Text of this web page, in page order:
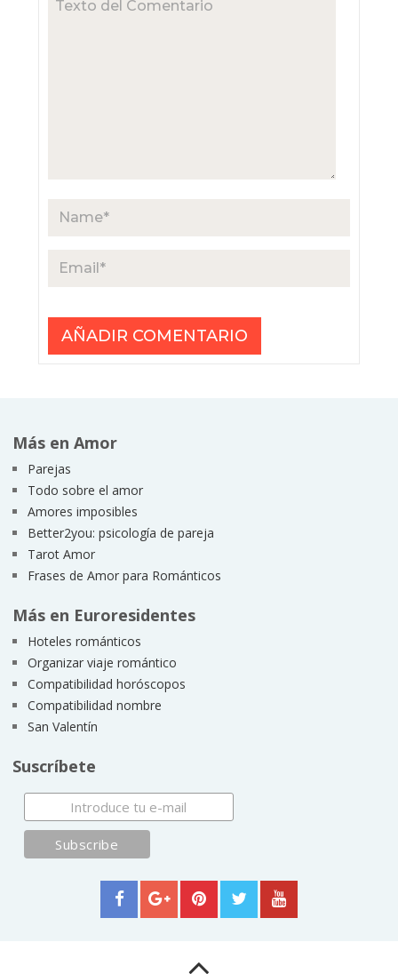
Más en Amor
Parejas
Todo sobre el amor
Amores imposibles
Better2you: psicología de pareja
Tarot Amor
Frases de Amor para Románticos
Más en Euroresidentes
Hoteles románticos
Organizar viaje romántico
Compatibilidad horóscopos
Compatibilidad nombre
San Valentín
Suscríbete